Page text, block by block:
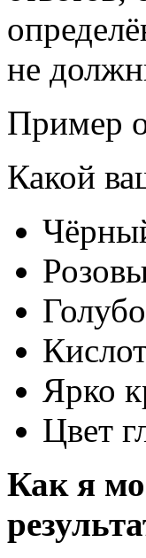
не
Пример
Какой
Ярко
Цвет
Как я